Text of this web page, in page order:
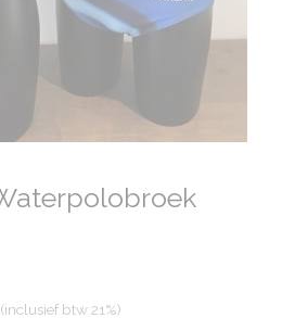
(inclusief btw 21%)